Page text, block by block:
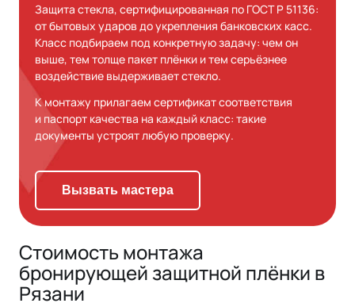
Защита стекла, сертифицированная по ГОСТ Р 51136:
от бытовых ударов до укрепления банковских касс.
Класс подбираем под конкретную задачу: чем он
выше, тем толще пакет плёнки и тем серьёзнее
воздействие выдерживает стекло.
К монтажу прилагаем сертификат соответствия
и паспорт качества на каждый класс: такие
документы устроят любую проверку.
Вызвать мастера
Стоимость монтажа
бронирующей защитной плёнки в
Рязани